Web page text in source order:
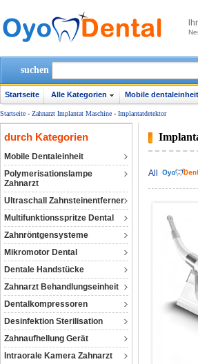
suchen
Startseite Alle Kategorien Mobile dentaleinheit
Startseite - Zahnarzt Implantat Maschine - Implantatdetektor
durch Kategorien
Mobile Dentaleinheit
Polymerisationslampe
Zahnarzt
Ultraschall Zahnsteinentferner
Multifunktionsspritze Dental
Zahnröntgensysteme
Mikromotor Dental
Dentale Handstücke
Zahnarzt Behandlungseinheit
Dentalkompressoren‎
Desinfektion Sterilisation
Zahnaufhellung Gerät
Intraorale Kamera Zahnarzt
All